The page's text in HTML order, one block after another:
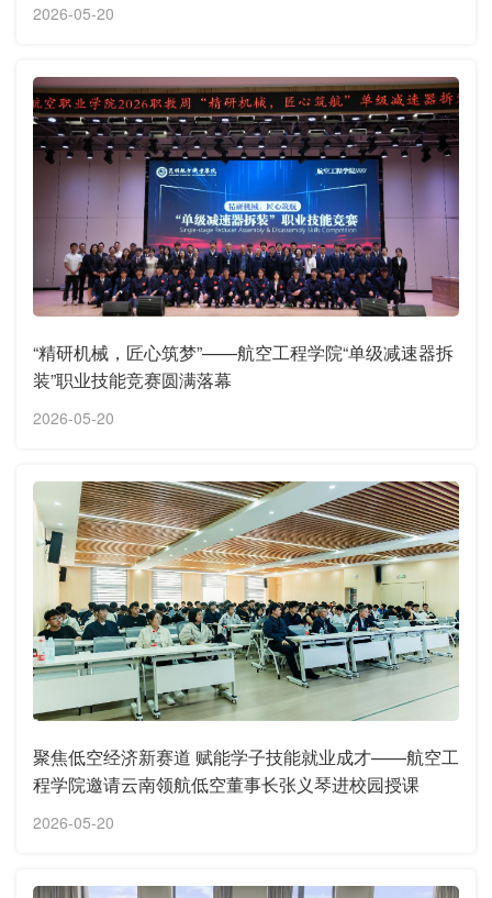
2026-05-20
“精研机械，匠心筑梦”——航空工程学院“单级减速器拆
装”职业技能竞赛圆满落幕
2026-05-20
聚焦低空经济新赛道 赋能学子技能就业成才——航空工
程学院邀请云南领航低空董事长张义琴进校园授课
2026-05-20